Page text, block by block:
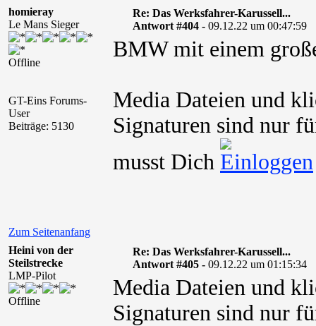
homieray
Le Mans Sieger
Offline
GT-Eins Forums-
User
Beiträge: 5130
Re: Das Werksfahrer-Karussell...
Antwort #404 - 09.12.22 um 00:47:59
BMW mit einem
Media Dateien und
Signaturen sind nur
musst Dich
Zum Seitenanfang
Heini von der
Steilstrecke
LMP-Pilot
Offline
Re: Das Werksfahrer-Karussell...
Antwort #405 - 09.12.22 um 01:15:34
Media Dateien und
Signaturen sind nur